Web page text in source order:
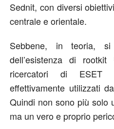
Sednit, con diversi
centrale e orientale.
Sebbene, in teoria,
dell’esistenza di
ricercatori di ESET
effettivamente utilizzati
Quindi non sono più solo
ma un vero e proprio